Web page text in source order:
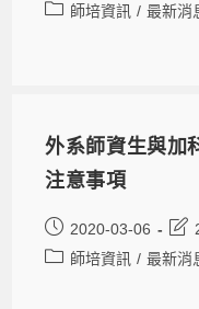
師培資訊 / 最新消
外系師資生與加
注意事項
2020-03-06
師培資訊 / 最新消